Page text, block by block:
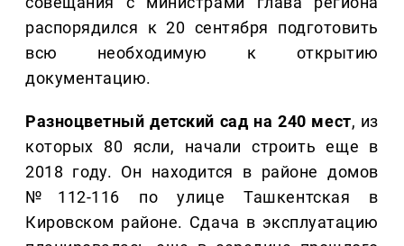
распорядился к 20 сентября подготовить
всю необходимую к открытию
документацию.
Разноцветный детский сад на 240 мест, из
которых 80 ясли, начали строить еще в
2018 году. Он находится в районе домов
№112-116 по улице Ташкентская в
Кировском районе. Сдача в эксплуатацию